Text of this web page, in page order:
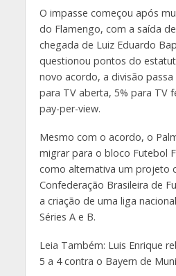
O impasse começou após
do Flamengo, com a saída
chegada de Luiz Eduardo
questionou pontos do
novo acordo, a divisão passa
para TV aberta, 5% para TV
pay-per-view.
Mesmo com o acordo, o
migrar para o bloco Futebol
como alternativa um projeto
Confederação Brasileira de
a criação de uma liga
Séries A e B.
Leia Também: Luis Enrique
5 a 4 contra o Bayern de